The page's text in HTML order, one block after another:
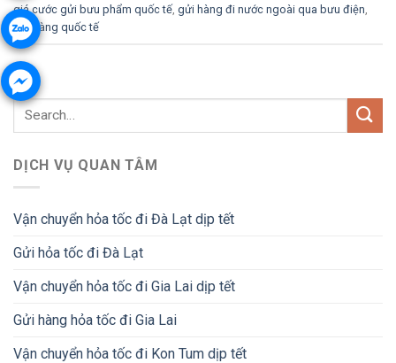
giá cước gửi bưu phẩm quốc tế, gửi hàng đi nước ngoài qua bưu điện,
gửi hàng quốc tế
DỊCH VỤ QUAN TÂM
Vận chuyển hỏa tốc đi Đà Lạt dịp tết
Gửi hỏa tốc đi Đà Lạt
Vận chuyển hỏa tốc đi Gia Lai dịp tết
Gửi hàng hỏa tốc đi Gia Lai
Vận chuyển hỏa tốc đi Kon Tum dịp tết